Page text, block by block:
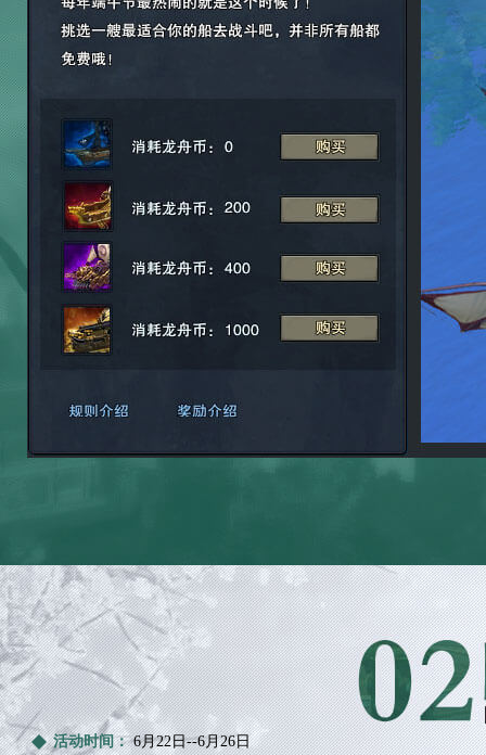
活动时间：6月22日--6月26日